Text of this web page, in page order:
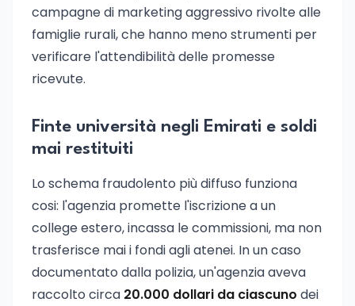
campagne di marketing aggressivo rivolte alle
famiglie rurali, che hanno meno strumenti per
verificare l'attendibilità delle promesse
ricevute.
Finte università negli Emirati e soldi
mai restituiti
Lo schema fraudolento più diffuso funziona
cosi: l'agenzia promette l'iscrizione a un
college estero, incassa le commissioni, ma non
trasferisce mai i fondi agli atenei. In un caso
documentato dalla polizia, un'agenzia aveva
raccolto circa 20.000 dollari da ciascuno dei